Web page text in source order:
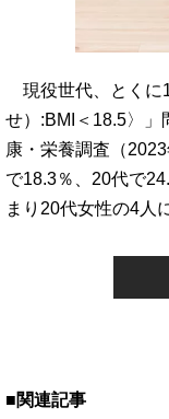
現役世代、とくに
せ）:BMI＜18.5〉」
康・栄養調査（
で18.3％、20代で
まり20代女性の4人
■関連記事